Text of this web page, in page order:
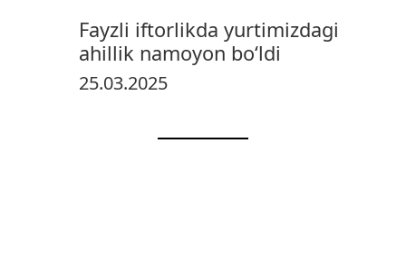
sertifikatlashtirish markazi
Fayzli iftorlikda yurtimizdagi
ahillik namoyon bo‘ldi
25.03.2025